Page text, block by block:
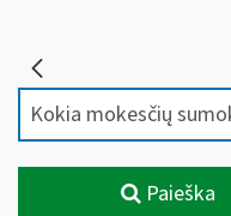
Paieška